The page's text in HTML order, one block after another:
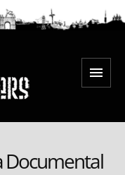
Menú
Documental